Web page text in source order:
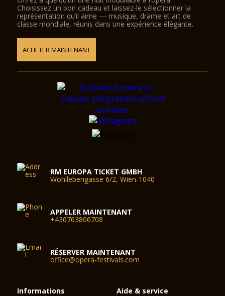
Choisissez un bon cadeau et laissez-le sélectionner la
représentation qu’il aime — musique, drame et art de
classe mondiale, réunis dans une expérience élégante.
ACHETER MAINTENANT
RM EUROPA TICKET GMBH
Wohllebengasse 6/2, Wien-1040
APPELER MAINTENANT
+436763806708
RÉSERVER MAINTENANT
office@opera-festivals.com
Informations Aide & service